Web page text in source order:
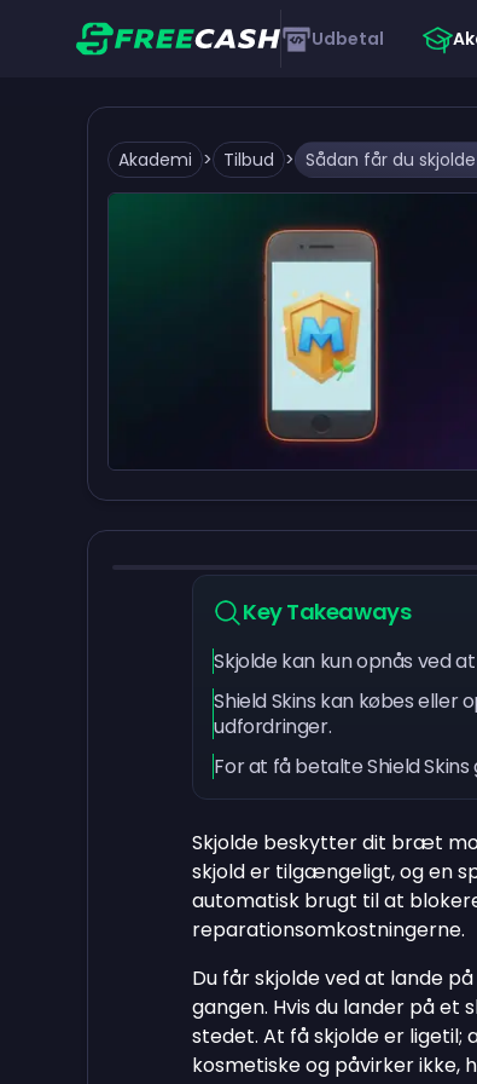
Udbetal
Akademi > Tilbud >
Key Takeaways
Skjolde kan kun opnås ved
Shield Skins kan købes eller
udfordringer.
For at få betalte Shield
Skjolde beskytter dit bræt
skjold er tilgængeligt, og en
automatisk brugt til at
reparationsomkostningerne.
Du får skjolde ved at lande
gangen. Hvis du lander på et
stedet. At få skjolde er ligetil;
kosmetiske og påvirker ikke,